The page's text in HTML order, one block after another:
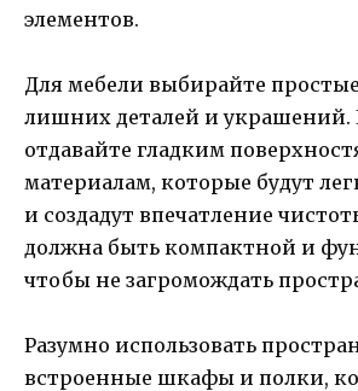
элементов.
Для мебели выбирайте
лишних деталей и украшений.
отдавайте гладким
материалам, которые будут
и создадут впечатление
должна быть компактной и
чтобы не загромождать
Разумно использовать
встроенные шкафы и полки,